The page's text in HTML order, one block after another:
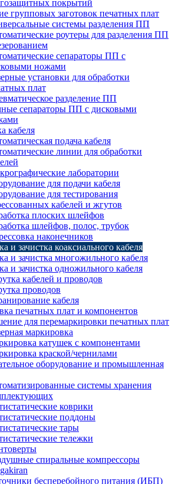
покрытий
групповых заготовок печатных плат
системы разделения ПП
роутеры для разделения ПП
сепараторы ПП с
ножами
установки для обработки
плат
разделение ПП
сепараторы ПП с дисковыми
кабеля
подача кабеля
линии для обработки
лаборатории
для подачи кабеля
для тестирования
кабелей и жгутов
плоских шлейфов
шлейфов, полос, трубок
наконечников
и зачистка коаксиального кабеля
и зачистка многожильного кабеля
и зачистка одножильного кабеля
кабелей и проводов
проводов
кабеля
печатных плат и компонентов
для перемаркировки печатных плат
маркировка
катушек с компонентами
краской/чернилами
оборудование и промышленная
системы хранения
коврики
поддоны
тары
тележки
спиральные компрессоры
бесперебойного питания (ИБП)